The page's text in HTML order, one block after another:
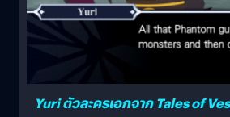
Yuri ตัวละครเอกจาก Tales of